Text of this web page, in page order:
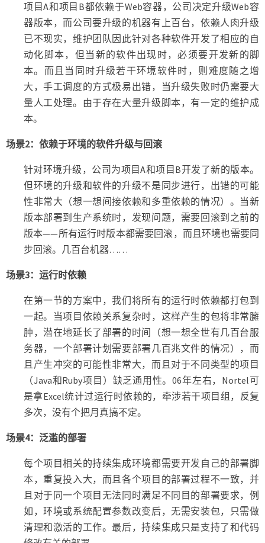
项目A和项目B都依赖于Web容器，公司决定升级Web容
器版本，而公司要升级的机器有上百台，依赖人肉升级
已不现实，维护团队因此针对各种软件开发了相应的自
动化脚本，但当新的软件出现时，必须要开发新的脚
本。而且当同时升级若干环境软件时，则难度随之增
大，手工调度的方式极易出错，当升级失败时仍需要大
量人工处理。由于存在大量升级脚本，有一定的维护成
本。
场景2：依赖于环境的软件升级与回滚
针对环境升级，公司为项目A和项目B开发了新的版本。
但环境的升级和软件的升级不是同步进行，出错的可能
性非常大（想一想间接依赖和多重依赖的情况）。当新
版本部署到生产系统时，发现问题，需要回滚到之前的
版本——所有运行时版本都需要回滚，而且环境也需要同
步回滚。几百台机器……
场景3：运行时依赖
在第一节的方案中，我们将所有的运行时依赖都打包到
一起。当项目依赖关系复杂时，这样产生的包将非常臃
肿，潜在地延长了部署的时间（想一想全世有几百台服
务器，一个部署计划需要部署几百兆文件的情况），而
且产生冲突的可能性非常大，而且对于不同类型的项目
（Java和Ruby项目）缺乏通用性。06年左右，Nortel可
是拿Excel统计过运行时依赖的，牵涉若干项目组，反复
多次，没有个把月真搞不定。
场景4：泛滥的部署
每个项目相关的持续集成环境都需要开发自己的部署脚
本，重复投入大，而且各个项目的部署过程不一致，并
且对于同一个项目无法同时满足不同目的部署要求，例
如，环境或系统配置参数改变后，无需安装包，只需做
清理和激活的工作。最后，持续集成只是支持了和代码